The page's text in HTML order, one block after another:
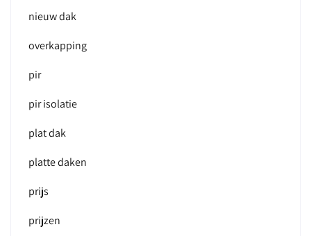
nieuw dak
overkapping
pir
pir isolatie
plat dak
platte daken
prijs
prijzen